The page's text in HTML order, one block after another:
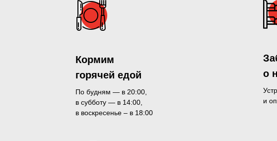
По будням — в 20:00,
в субботу — в 14:00,
в воскресенье – в 18:00
и
Кормим
горячей едой
о